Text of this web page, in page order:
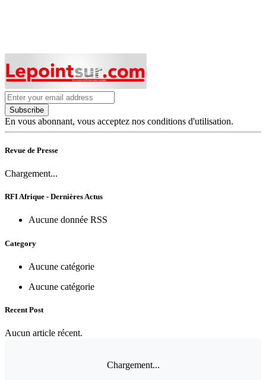
Subscribe
En vous abonnant, vous acceptez nos conditions d'utilisation.
Revue de Presse
Chargement...
RFI Afrique - Dernières Actus
Aucune donnée RSS
Category
Aucune catégorie
Aucune catégorie
Recent Post
Aucun article récent.
Chargement...